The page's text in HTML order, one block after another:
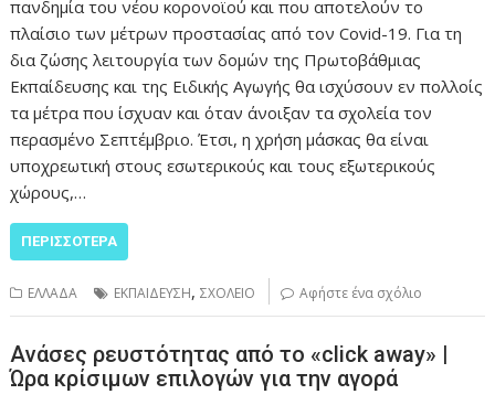
πανδημία του νέου κορονοϊού και που αποτελούν το
πλαίσιο των μέτρων προστασίας από τον Covid-19. Για τη
δια ζώσης λειτουργία των δομών της Πρωτοβάθμιας
Εκπαίδευσης και της Ειδικής Αγωγής θα ισχύσουν εν πολλοίς
τα μέτρα που ίσχυαν και όταν άνοιξαν τα σχολεία τον
περασμένο Σεπτέμβριο. Έτσι, η χρήση μάσκας θα είναι
υποχρεωτική στους εσωτερικούς και τους εξωτερικούς
χώρους,…
ΠΕΡΙΣΣΌΤΕΡΑ
ΕΛΛΑΔΑ ΕΚΠΑΙΔΕΥΣΗ,ΣΧΟΛΕΙΟ Αφήστε ένα σχόλιο
Aνάσες ρευστότητας από το «click away» |
Ώρα κρίσιμων επιλογών για την αγορά